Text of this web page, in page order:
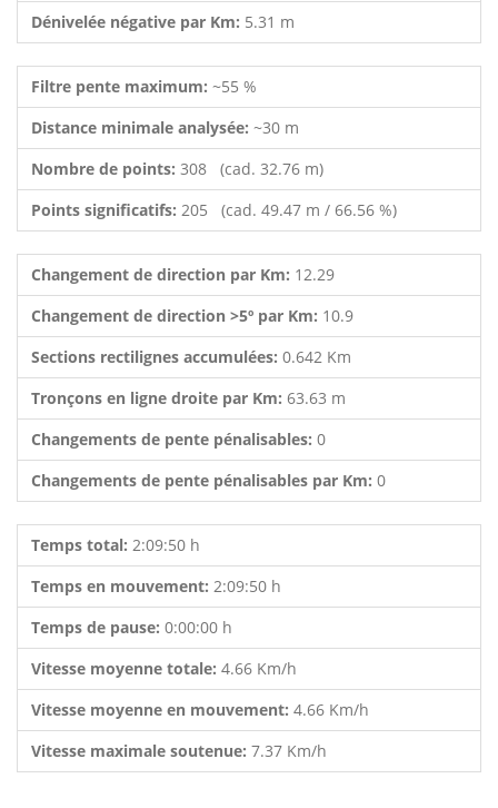
Dénivelée négative par Km: 5.31 m
Filtre pente maximum: ~55 %
Distance minimale analysée: ~30 m
Nombre de points: 308 (cad. 32.76 m)
Points significatifs: 205 (cad. 49.47 m / 66.56 %)
Changement de direction par Km: 12.29
Changement de direction >5º par Km: 10.9
Sections rectilignes accumulées: 0.642 Km
Tronçons en ligne droite par Km: 63.63 m
Changements de pente pénalisables: 0
Changements de pente pénalisables par Km: 0
Temps total: 2:09:50 h
Temps en mouvement: 2:09:50 h
Temps de pause: 0:00:00 h
Vitesse moyenne totale: 4.66 Km/h
Vitesse moyenne en mouvement: 4.66 Km/h
Vitesse maximale soutenue: 7.37 Km/h